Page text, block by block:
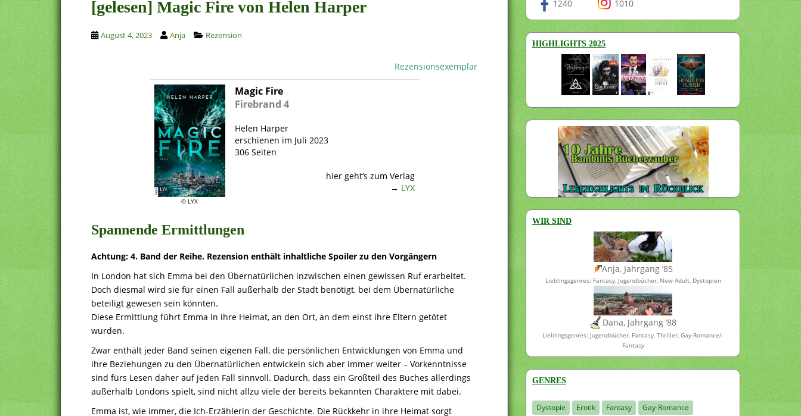
[gelesen] Magic Fire von Helen Harper
August 4, 2023 Anja Rezension
Rezensionsexemplar
© LYX
Magic Fire
Firebrand 4
Helen Harper
erschienen im Juli 2023
306 Seiten
hier geht’s zum Verlag
→ LYX
Spannende Ermittlungen
Achtung: 4. Band der Reihe. Rezension enthält inhaltliche Spoiler zu den Vorgängern
In London hat sich Emma bei den Übernatürlichen inzwischen einen gewissen Ruf erarbeitet.
Doch diesmal wird sie für einen Fall außerhalb der Stadt benötigt, bei dem Übernatürliche
beteiligt gewesen sein könnten.
Diese Ermittlung führt Emma in ihre Heimat, an den Ort, an dem einst ihre Eltern getötet
wurden.
Zwar enthält jeder Band seinen eigenen Fall, die persönlichen Entwicklungen von Emma und
ihre Beziehungen zu den Übernatürlichen entwickeln sich aber immer weiter – Vorkenntnisse
sind fürs Lesen daher auf jeden Fall sinnvoll. Dadurch, dass ein Großteil des Buches allerdings
außerhalb Londons spielt, sind nicht allzu viele der bereits bekannten Charaktere mit dabei.
Emma ist, wie immer, die Ich-Erzählerin der Geschichte. Die Rückkehr in ihre Heimat sorgt
1240 1010
HIGHLIGHTS 2025
WIR SIND
Anja, Jahrgang ’85
Lieblingsgenres: Fantasy, Jugendbücher, New Adult, Dystopien
Dana, Jahrgang ’88
Lieblingsgenres: Jugendbücher, Fantasy, Thriller, Gay-Romance/-
Fantasy
GENRES
Dystopie Erotik Fantasy
Gay-Romance